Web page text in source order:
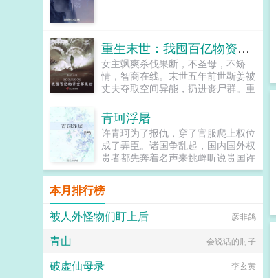
百年！...
重生末世：我囤百亿物资坐等末世
女主飒爽杀伐果断，不圣母，不矫
情，智商在线。末世五年前世靳姜被
丈夫夺取空间异能，扔进丧尸群。重
世来临。这一世，她要建立自己的基
地，自己当老大它不香吗？...
青珂浮屠
许青珂为了报仇，穿了官服爬上权位
成了弄臣。诸国争乱起，国内国外权
贵者都先奔着名声来挑衅听说贵国许
探花长得十分好看？于是他们都来
了，然后他们都弯了。狗哥那没有
的，我后来把自己掰直了，因小许许
女装更好看。小剧场姜信下毒火烧暗
杀我多少回？我只想跟你结盟，为啥
最上乘的谋略不是杀人灭口，而是将
信不麻烦，我跟元宝已经在你房间门
本月排行榜
被人外怪物们盯上后
彦非鸽
青山 会说话的肘子
破虚仙母录 李玄黄